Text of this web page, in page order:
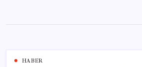
content
HABER